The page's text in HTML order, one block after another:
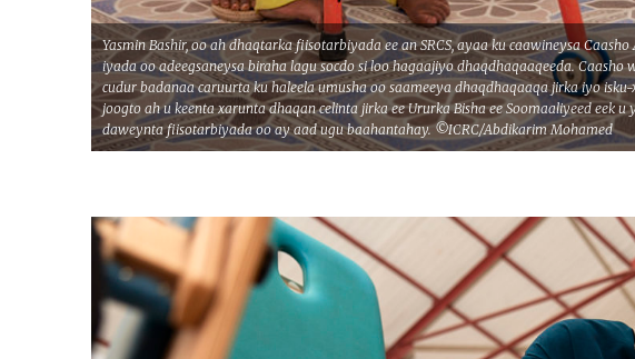
Yasmin Bashir, oo ah dhaqtarka fiisotarbiyada ee an SRCS, ayaa ku caawineysa
iyada oo adeegsaneysa biraha lagu socdo si loo hagaajiyo dhaqdhaqaaqeeda. Caasho
cudur badanaa caruurta ku haleela umusha oo saameeya dhaqdhaqaaqa jirka iyo
joogto ah u keenta xarunta dhaqan celinta jirka ee Ururka Bisha ee Soomaaliyeed eek u
daweynta fiisotarbiyada oo ay aad ugu baahantahay. ©ICRC/Abdikarim Mohamed